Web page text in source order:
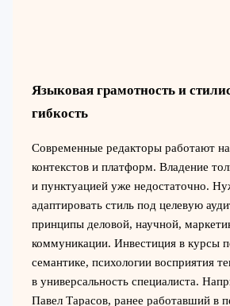
Языковая грамотность и
гибкость
Современные редакторы работают
контекстов и платформ. Владение
и пунктуацией уже недостаточно.
адаптировать стиль под целевую
принципы деловой, научной,
коммуникации. Инвестиция в курсы
семантике, психологии восприятия
в универсальность специалиста.
Павел Тарасов, ранее работавший в